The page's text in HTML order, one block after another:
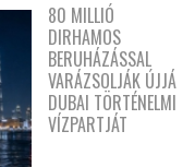
80 MILLIÓ
DIRHAMOS
BERUHÁZÁSSAL
VARÁZSOLJÁK ÚJJÁ
DUBAI TÖRTÉNELMI
VÍZPARTJÁT